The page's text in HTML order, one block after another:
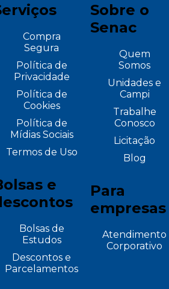
Compra
Segura
Política de
Privacidade
Política de
Cookies
Política de
Mídias Sociais
Termos de Uso
e
Bolsas de
Estudos
Descontos e
Parcelamentos
Sobre o
Senac
Quem
Somos
Unidades e
Campi
Trabalhe
Conosco
Licitação
Blog
Para
empresas
Atendimento
Corporativo